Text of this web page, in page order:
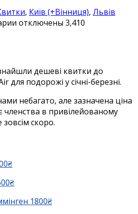
, Київ (+Вінниця), Львів
к
Air
до
Німеччини:
Ганновер
1600₴,
Мюнхен
тощо
отключены 3,410
дешеві квитки до
для подорожі у січні-березні.
небагато, але зазначена ціна
членства в привілейованому
скоро.
1800₴